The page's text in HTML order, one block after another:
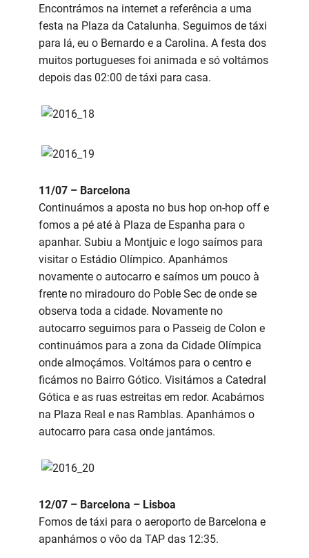
Encontrámos na internet a referência a uma
festa na Plaza da Catalunha. Seguimos de táxi
para lá, eu o Bernardo e a Carolina. A festa dos
muitos portugueses foi animada e só voltámos
depois das 02:00 de táxi para casa.
11/07 – Barcelona
Continuámos a aposta no bus hop on-hop off e
fomos a pé até à Plaza de Espanha para o
apanhar. Subiu a Montjuic e logo saímos para
visitar o Estádio Olímpico. Apanhámos
novamente o autocarro e saímos um pouco à
frente no miradouro do Poble Sec de onde se
observa toda a cidade. Novamente no
autocarro seguimos para o Passeig de Colon e
continuámos para a zona da Cidade Olímpica
onde almoçámos. Voltámos para o centro e
ficámos no Bairro Gótico. Visitámos a Catedral
Gótica e as ruas estreitas em redor. Acabámos
na Plaza Real e nas Ramblas. Apanhámos o
autocarro para casa onde jantámos.
12/07 – Barcelona – Lisboa
Fomos de táxi para o aeroporto de Barcelona e
apanhámos o vôo da TAP das 12:35.